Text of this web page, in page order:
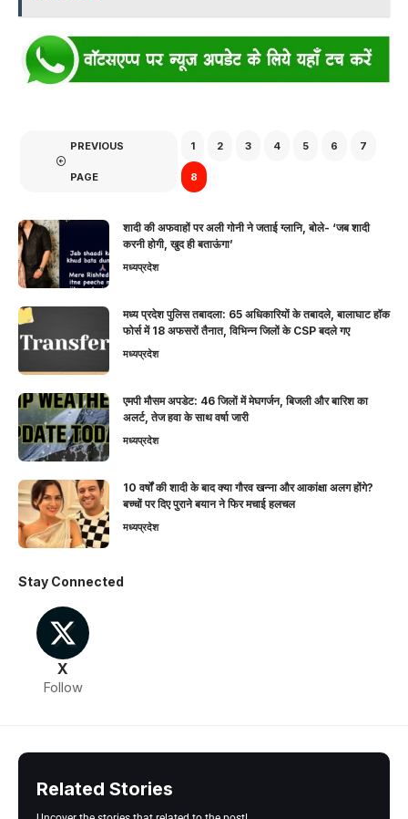
PREVIOUS
PAGE
1 2 3 4 5 6 7
8
शादी की अफवाहों पर अली गोनी ने जताई ग्लानि, बोले- ‘जब शादी
करनी होगी, खुद ही बताऊंगा’
मध्यप्रदेश
मध्य प्रदेश पुलिस तबादला: 65 अधिकारियों के तबादले, बालाघाट हॉक
फोर्स में 18 अफसरों तैनात, विभिन्न जिलों के CSP बदले गए
मध्यप्रदेश
एमपी मौसम अपडेट: 46 जिलों में मेघगर्जन, बिजली और बारिश का
अलर्ट, तेज हवा के साथ वर्षा जारी
मध्यप्रदेश
10 वर्षों की शादी के बाद क्या गौरव खन्ना और आकांक्षा अलग होंगे?
बच्चों पर दिए पुराने बयान ने फिर मचाई हलचल
मध्यप्रदेश
Stay Connected
X
Follow
Related Stories